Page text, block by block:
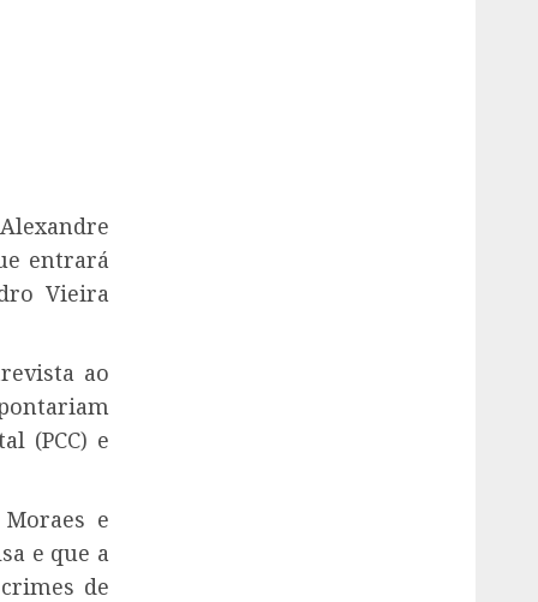
entrará
Vieira
ao
(PCC) e
e
e que a
de